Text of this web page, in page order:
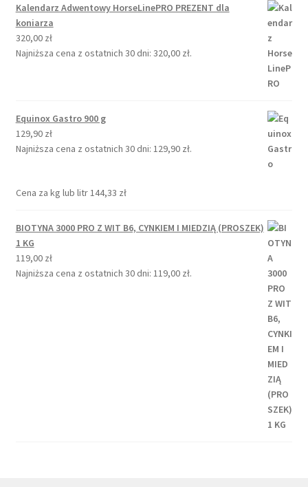
Kalendarz Adwentowy HorseLinePRO PREZENT dla
koniarza
320,00 zł
Najniższa cena z ostatnich 30 dni: 320,00 zł.
Equinox Gastro 900 g
129,90 zł
Najniższa cena z ostatnich 30 dni: 129,90 zł.
Cena za kg lub litr144,33 zł
BIOTYNA 3000 PRO Z WIT B6, CYNKIEM I MIEDZIĄ (PROSZEK)
1 KG
119,00 zł
Najniższa cena z ostatnich 30 dni: 119,00 zł.